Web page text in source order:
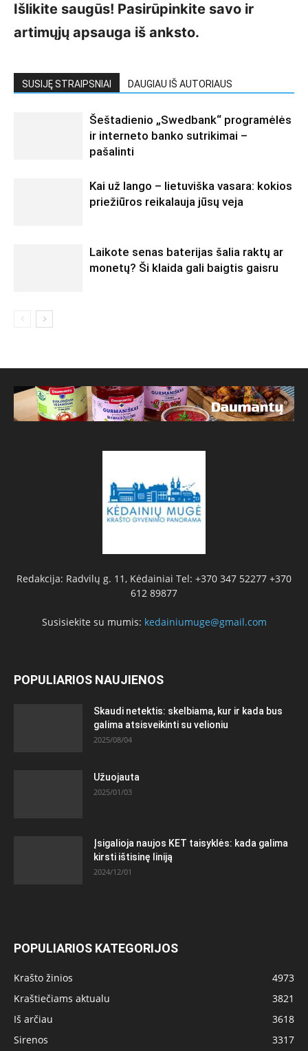
Išlikite saugūs! Pasirūpinkite savo ir
artimųjų apsauga iš anksto.
SUSIJĘ STRAIPSNIAI DAUGIAU IŠ AUTORIAUS
Šeštadienio „Swedbank“ programėlės
ir interneto banko sutrikimai –
pašalinti
Kai už lango – lietuviška vasara: kokios
priežiūros reikalauja jūsų veja
Laikote senas baterijas šalia raktų ar
monetų? Ši klaida gali baigtis gaisru
Redakcija: Radvilų g. 11, Kėdainiai Tel: +370 347 52277 +370
612 89877
Susisiekite su mumis: kedainiumuge@gmail.com
POPULIARIOS NAUJIENOS
Skaudi netektis: skelbiama, kur ir kada bus
galima atsisveikinti su velioniu
2025/08/04
Užuojauta
2025/01/03
Įsigalioja naujos KET taisyklės: kada galima
kirsti ištisinę liniją
2024/12/01
POPULIARIOS KATEGORIJOS
Krašto žinios
4973
Kraštiečiams aktualu
3821
Iš arčiau
3618
Sirenos
3317